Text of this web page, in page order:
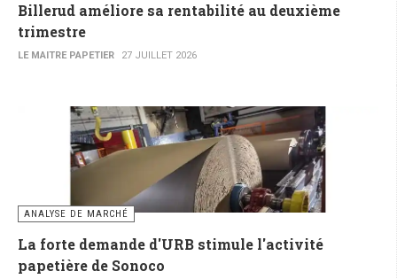
Billerud améliore sa rentabilité au deuxième
trimestre
LE MAITRE PAPETIER 27 JUILLET 2026
ANALYSE DE MARCHÉ
La forte demande d'URB stimule l'activité
papetière de Sonoco